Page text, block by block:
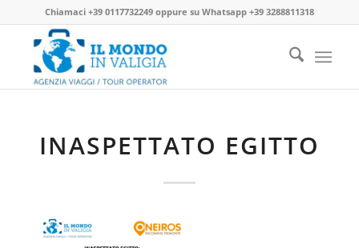
Chiamaci +39 0117732249oppure su Whatsapp +39 3288811318
INASPETTATO EGITTO